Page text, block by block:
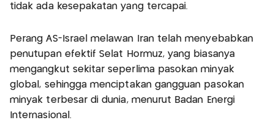
tidak ada kesepakatan yang tercapai.
Perang AS-Israel melawan Iran telah menyebabkan
penutupan efektif Selat Hormuz, yang biasanya
mengangkut sekitar seperlima pasokan minyak
global, sehingga menciptakan gangguan pasokan
minyak terbesar di dunia, menurut Badan Energi
Internasional.